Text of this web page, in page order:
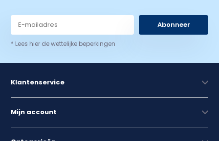
Abonneer
* Lees hier de wettelijke beperkingen
Klantenservice
Mijn account